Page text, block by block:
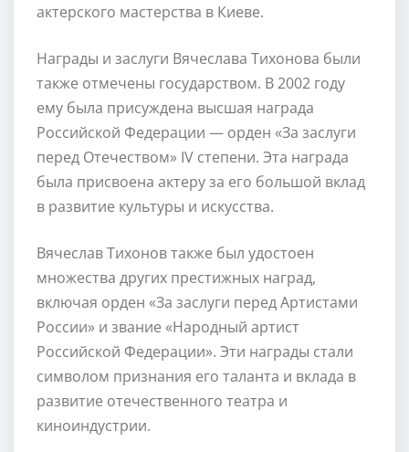
актерского мастерства в Киеве.
Награды и заслуги Вячеслава Тихонова были
также отмечены государством. В 2002 году
ему была присуждена высшая награда
Российской Федерации — орден «За заслуги
перед Отечеством» IV степени. Эта награда
была присвоена актеру за его большой вклад
в развитие культуры и искусства.
Вячеслав Тихонов также был удостоен
множества других престижных наград,
включая орден «За заслуги перед Артистами
России» и звание «Народный артист
Российской Федерации». Эти награды стали
символом признания его таланта и вклада в
развитие отечественного театра и
киноиндустрии.